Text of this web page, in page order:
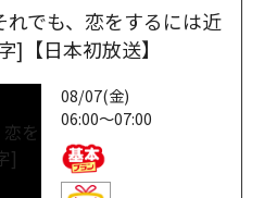
れでも、恋をするには近
]【日本初放送】
08/07(金)
06:00～07:00